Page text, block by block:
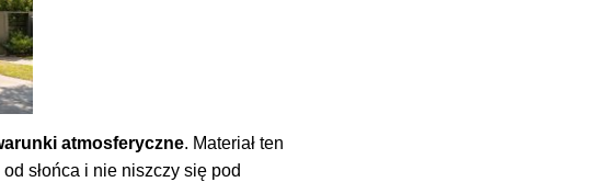
atmosferyczne. Materiał ten
słońca i nie niszczy się pod